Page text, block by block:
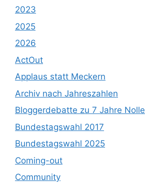
2023
2025
2026
ActOut
Applaus statt Meckern
Archiv nach Jahreszahlen
Bloggerdebatte zu 7 Jahre
Bundestagswahl 2017
Bundestagswahl 2025
Coming-out
Community